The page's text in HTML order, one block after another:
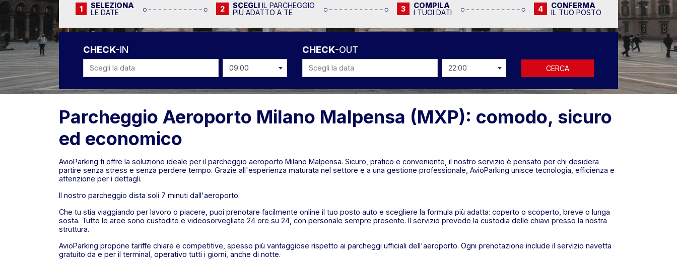
1
SELEZIONA
LE DATE
2 SCEGLI IL PARCHEGGIO
PIÙ ADATTO A TE
3
COMPILA
I TUOI DATI
4
CONFERMA
IL TUO POSTO
CHECK-IN
09:00
CHECK-OUT
22:00 CERCA
Parcheggio Aeroporto Milano Malpensa (MXP): comodo, sicuro
ed economico
AvioParking ti offre la soluzione ideale per il parcheggio aeroporto Milano Malpensa. Sicuro, pratico e conveniente, il nostro servizio è pensato per chi desidera
partire senza stress e senza perdere tempo. Grazie all'esperienza maturata nel settore e a una gestione professionale, AvioParking unisce tecnologia, efficienza e
attenzione per i dettagli.
Il nostro parcheggio dista soli 7 minuti dall'aeroporto.
Che tu stia viaggiando per lavoro o piacere, puoi prenotare facilmente online il tuo posto auto e scegliere la formula più adatta: coperto o scoperto, breve o lunga
sosta. Tutte le aree sono custodite e videosorvegliate 24 ore su 24, con personale sempre presente. Il servizio prevede la custodia delle chiavi presso la nostra
struttura.
AvioParking propone tariffe chiare e competitive, spesso più vantaggiose rispetto ai parcheggi ufficiali dell'aeroporto. Ogni prenotazione include il servizio navetta
gratuito da e per il terminal, operativo tutti i giorni, anche di notte.